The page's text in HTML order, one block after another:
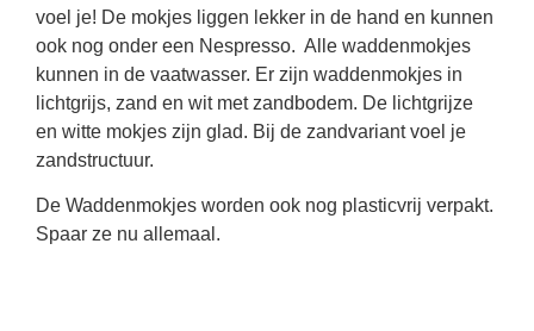
voel je! De mokjes liggen lekker in de hand en kunnen
ook nog onder een Nespresso. Alle waddenmokjes
kunnen in de vaatwasser. Er zijn waddenmokjes in
lichtgrijs, zand en wit met zandbodem. De lichtgrijze
en witte mokjes zijn glad. Bij de zandvariant voel je
zandstructuur.
De Waddenmokjes worden ook nog plasticvrij verpakt.
Spaar ze nu allemaal.